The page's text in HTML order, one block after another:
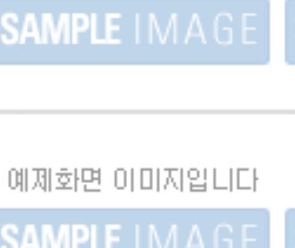
[2023] 경남웹툰캠퍼스 | 웹툰멘토링캠프 / 홍보 영
Motion Graphic
[2022] 경남웹툰캠퍼스 / 2022년 자료 홍보 영상 제